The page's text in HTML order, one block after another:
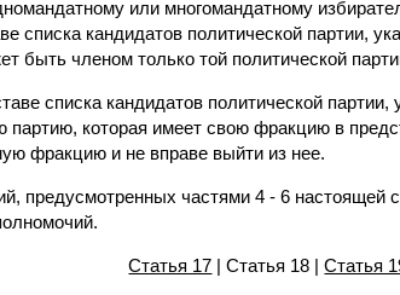
или многомандатному
списка кандидатов политической партии,
быть членом только той политической
списка кандидатов политической
партию, которая имеет свою фракцию в
фракцию и не вправе выйти из нее.
предусмотренных частями 4 - 6 настоящей
Статья 17 | Статья 18 |Статья